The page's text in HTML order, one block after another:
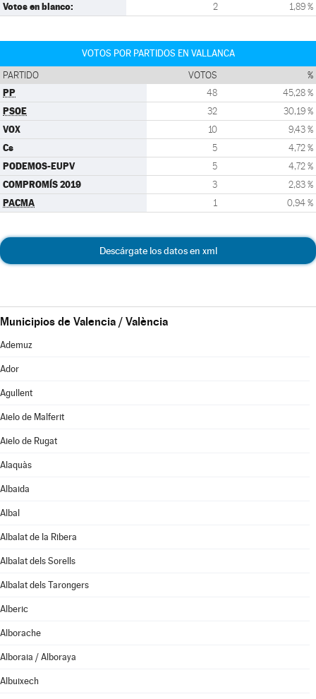
Votos en blanco: 2 1,89 %
VOTOS POR PARTIDOS EN VALLANCA
PARTIDO VOTOS %
PP 48 45,28 %
PSOE 32 30,19 %
VOX 10 9,43 %
Cs 5 4,72 %
PODEMOS-EUPV 5 4,72 %
COMPROMÍS 2019 3 2,83 %
PACMA 1 0,94 %
Descárgate los datos en xml
Municipios de Valencia / València
Ademuz
Ador
Agullent
Aielo de Malferit
Aielo de Rugat
Alaquàs
Albaida
Albal
Albalat de la Ribera
Albalat dels Sorells
Albalat dels Tarongers
Alberic
Alborache
Alboraia / Alboraya
Albuixech